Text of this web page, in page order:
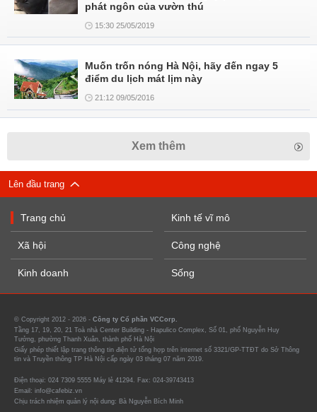
phát ngôn của vườn thú
15:30 25/05/2019
Muốn trốn nóng Hà Nội, hãy đến ngay 5
điểm du lịch mát lịm này
21:12 09/05/2016
Xem thêm
Lên đầu trang
Trang chủ
Xã hội
Kinh doanh
Kinh tế vĩ mô
Công nghệ
Sống
© Copyright 2012 - 2026 - Công ty Cổ phần VCCorp.
Tầng 17, 19, 20, 21 Toà nhà Center Building - Hapulico Complex, Số 01, phố Nguyễn Huy
Tưởng, phường Thanh Xuân, thành phố Hà Nội
Giấy phép thiết lập trang thông tin điện tử tổng hợp trên internet số 3321/GP-TTĐT do Sở Thông
tin và Truyền thông TP Hà Nội cấp ngày 03 tháng 07 năm 2019.
Điện thoại: 024 7309 5555 Máy lẻ 41294. Fax: 024-39743413
Email: info@cafebiz.vn
Chịu trách nhiệm quản lý nội dung: Bà Nguyễn Bích Minh